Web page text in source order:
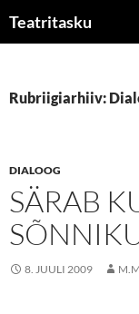
sisu
Teatritasku
Rubriigiarhiiv:
DIALOOG
SÄRAB
8. JUULI 2009